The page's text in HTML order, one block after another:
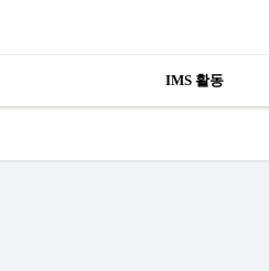
IMS 활동